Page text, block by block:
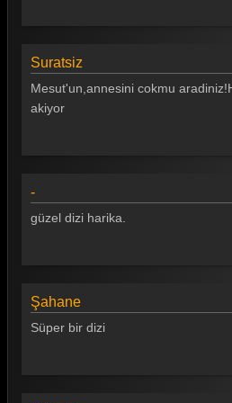
Suratsiz
Mesut'un,annesini cokmu
akiyor
-
güzel dizi harika.
Şahane
Süper bir dizi